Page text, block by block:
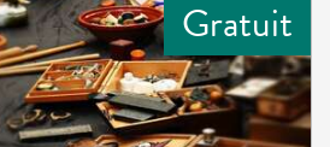
Gratuit